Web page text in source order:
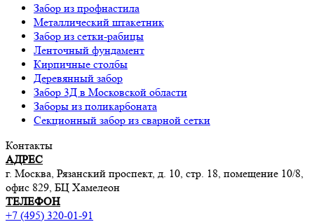
Забор из профнастила
Металлический штакетник
Забор из сетки-рабицы
Ленточный фундамент
Кирпичные столбы
Деревянный забор
Забор 3Д в Московской области
Заборы из поликарбоната
Секционный забор из сварной сетки
Контакты
АДРЕС
г. Москва, Рязанский проспект, д. 10, стр. 18, помещение 10/8,
офис 829, БЦ Хамелеон
ТЕЛЕФОН
+7 (495) 320-01-91